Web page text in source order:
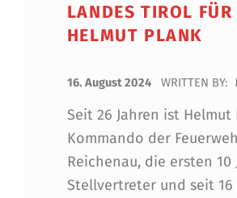
LANDES TIROL FÜR
HELMUT PLANK
16. August 2024 WRITTEN BY:
Seit 26 Jahren ist Helmut
Kommando der
Reichenau, die ersten 10
Stellvertreter und seit 16